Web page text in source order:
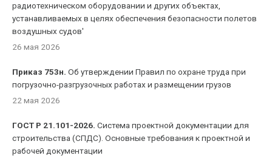
радиотехническом оборудовании и других объектах,
устанавливаемых в целях обеспечения безопасности полетов
воздушных судов'
26 мая 2026
Приказ 753н. Об утверждении Правил по охране труда при
погрузочно-разгрузочных работах и размещении грузов
22 мая 2026
ГОСТ Р 21.101-2026. Система проектной документации для
строительства (СПДС). Основные требования к проектной и
рабочей документации